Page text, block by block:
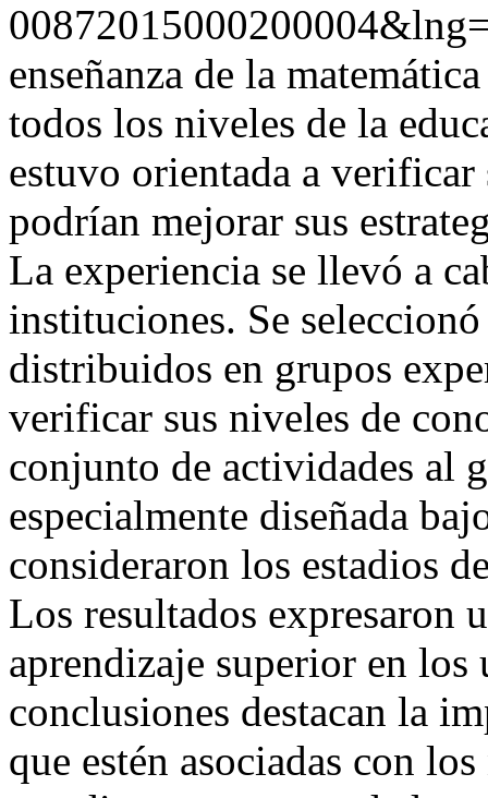
enseñanza de la
todos los niveles de la
estuvo orientada a verificar
podrían mejorar sus
La experiencia se llevó a
instituciones. Se
distribuidos en grupos
verificar sus niveles de
conjunto de actividades al
especialmente diseñada
consideraron los estadios
Los resultados
aprendizaje superior en los
conclusiones destacan la
que estén asociadas con